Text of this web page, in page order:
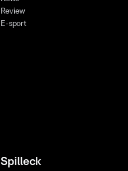
Review
E-sport
Spilleck